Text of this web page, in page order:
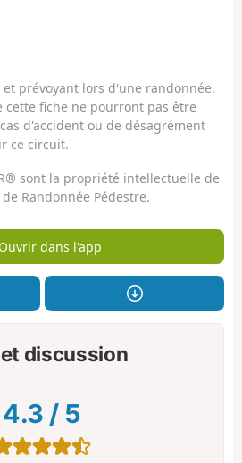
prévoyant lors d'une randonnée.
cette fiche ne pourront pas être
d'accident ou de désagrément
ce circuit.
sont la propriété intellectuelle de
Randonnée Pédestre.
Ouvrir dans l'app
discussion
4.3 / 5